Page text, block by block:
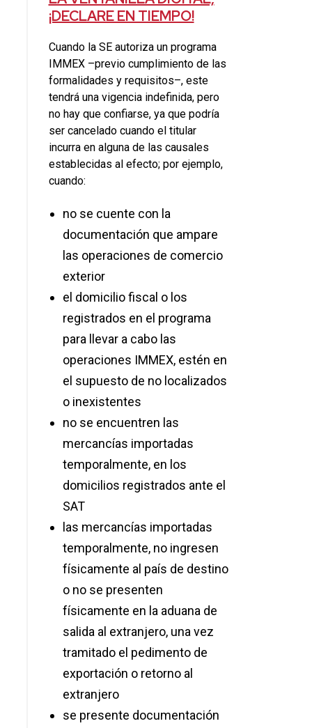
¡DECLARE EN TIEMPO!
Cuando la SE autoriza un programa
IMMEX –previo cumplimiento de las
formalidades y requisitos–, este
tendrá una vigencia indefinida, pero
no hay que confiarse, ya que podría
ser cancelado cuando el titular
incurra en alguna de las causales
establecidas al efecto; por ejemplo,
cuando:
no se cuente con la
documentación que ampare
las operaciones de comercio
exterior
el domicilio fiscal o los
registrados en el programa
para llevar a cabo las
operaciones IMMEX, estén en
el supuesto de no localizados
o inexistentes
no se encuentren las
mercancías importadas
temporalmente, en los
domicilios registrados ante el
SAT
las mercancías importadas
temporalmente, no ingresen
físicamente al país de destino
o no se presenten
físicamente en la aduana de
salida al extranjero, una vez
tramitado el pedimento de
exportación o retorno al
extranjero
se presente documentación